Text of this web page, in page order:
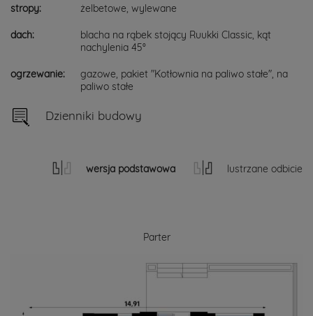
stropy: żelbetowe, wylewane
dach:
blacha na rąbek stojący Ruukki Classic, kąt
nachylenia 45°
ogrzewanie:
gazowe, pakiet "Kotłownia na paliwo stałe", na
paliwo stałe
Dzienniki budowy
wersja podstawowa lustrzane odbicie
Parter